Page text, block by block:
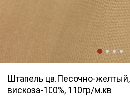
Штапель цв.Песочно-
вискоза-100%, 110гр/м.кв